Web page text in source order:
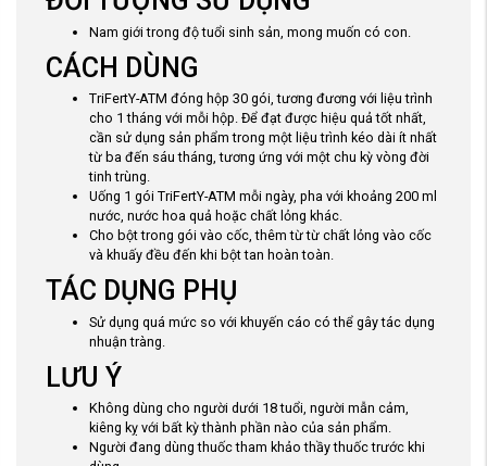
Nam giới trong độ tuổi sinh sản, mong muốn có con.
CÁCH DÙNG
TriFertY-ATM đóng hộp 30 gói, tương đương với liệu trình
cho 1 tháng với mỗi hộp. Để đạt được hiệu quả tốt nhất,
cần sử dụng sản phẩm trong một liệu trình kéo dài ít nhất
từ ba đến sáu tháng, tương ứng với một chu kỳ vòng đời
tinh trùng.
Uống 1 gói TriFertY-ATM mỗi ngày, pha với khoảng 200 ml
nước, nước hoa quả hoặc chất lỏng khác.
Cho bột trong gói vào cốc, thêm từ từ chất lỏng vào cốc
và khuấy đều đến khi bột tan hoàn toàn.
TÁC DỤNG PHỤ
Sử dụng quá mức so với khuyến cáo có thể gây tác dụng
nhuận tràng.
LƯU Ý
Không dùng cho người dưới 18 tuổi, người mẫn cảm,
kiêng kỵ với bất kỳ thành phần nào của sản phẩm.
Người đang dùng thuốc tham khảo thầy thuốc trước khi